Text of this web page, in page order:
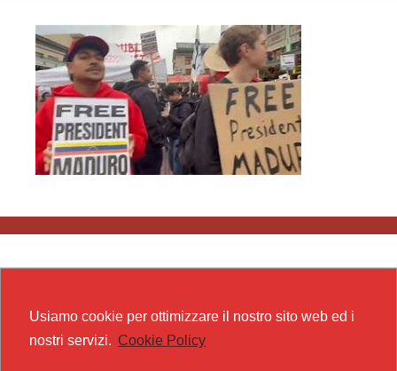
Usiamo cookie per ottimizzare il nostro sito web ed i
nostri servizi. Cookie Policy